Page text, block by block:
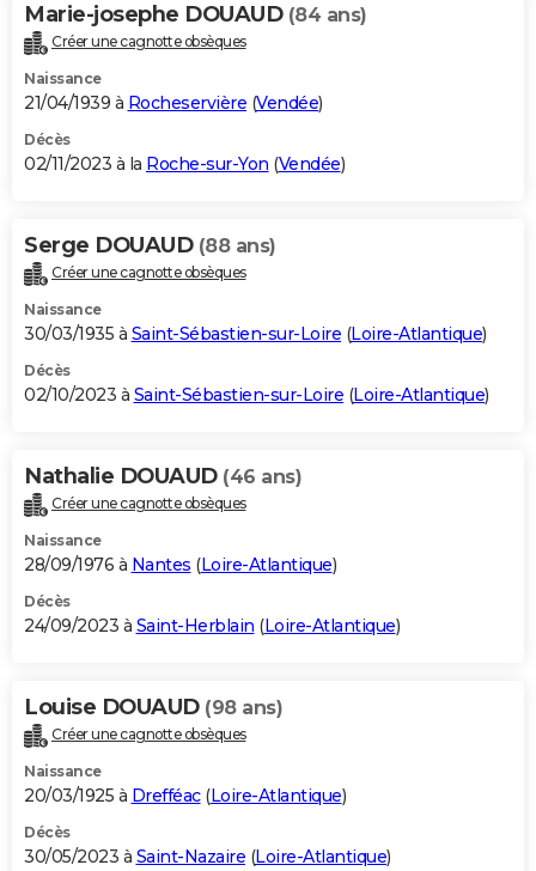
Marie-josephe DOUAUD (84 ans)
Créer une cagnotte obsèques
Naissance
21/04/1939 à Rocheservière (Vendée)
Décès
02/11/2023 à la Roche-sur-Yon (Vendée)
Serge DOUAUD (88 ans)
Créer une cagnotte obsèques
Naissance
30/03/1935 à Saint-Sébastien-sur-Loire (Loire-Atlantique)
Décès
02/10/2023 à Saint-Sébastien-sur-Loire (Loire-Atlantique)
Nathalie DOUAUD (46 ans)
Créer une cagnotte obsèques
Naissance
28/09/1976 à Nantes (Loire-Atlantique)
Décès
24/09/2023 à Saint-Herblain (Loire-Atlantique)
Louise DOUAUD (98 ans)
Créer une cagnotte obsèques
Naissance
20/03/1925 à Drefféac(Loire-Atlantique)
Décès
30/05/2023 à Saint-Nazaire (Loire-Atlantique)